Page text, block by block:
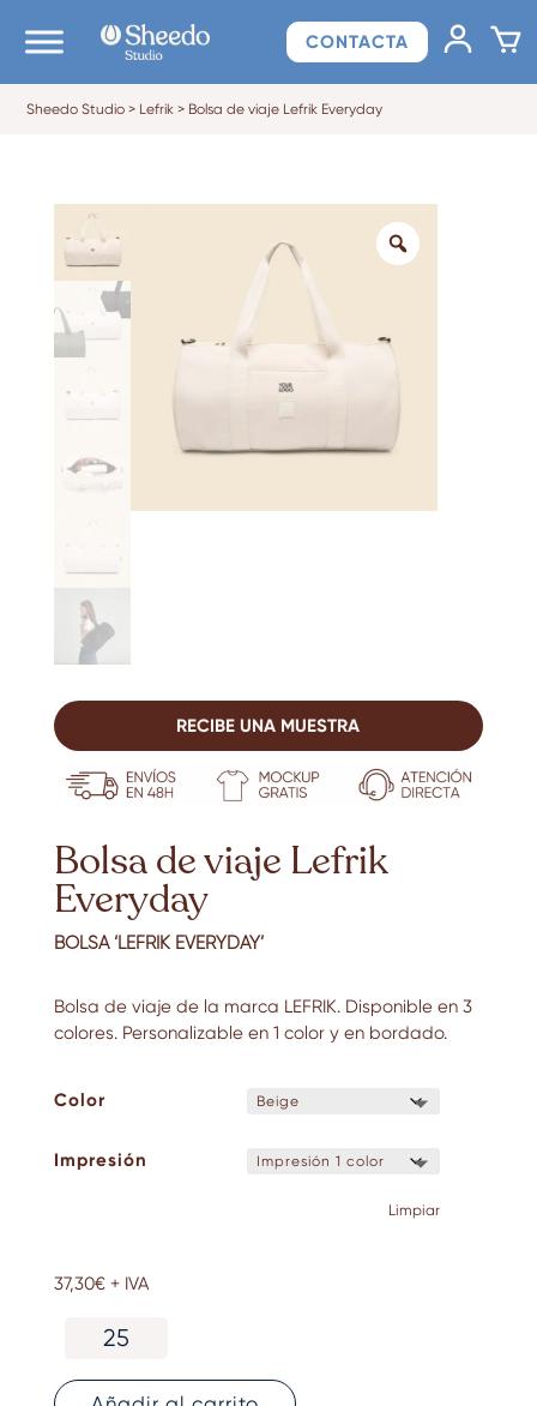
CONTACTA
Sheedo Studio > Lefrik > Bolsa de viaje Lefrik Everyday
RECIBE UNA MUESTRA
Bolsa de viaje Lefrik
Everyday
BOLSA ‘LEFRIK EVERYDAY’
Bolsa de viaje de la marca LEFRIK. Disponible en 3
colores. Personalizable en 1 color y en bordado.
Color
Impresión
Limpiar
37,30€ + IVA
Lefrik